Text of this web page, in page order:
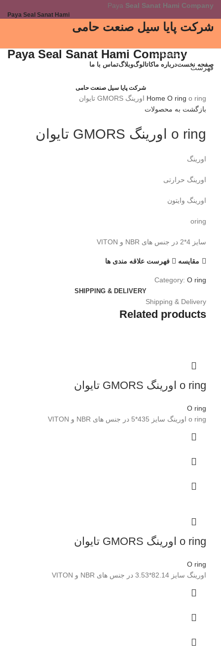
Paya Seal Sanat Hami Company
شرکت پایا سیل صنعت حامی
Paya Seal Sanat Hami Company
فهرست
شرکت پایا سیل صنعت حامی
دسته بندی محصولات
صفحه نخستدرباره ماکاتالوگوبلاگتماس با ما
برای بزرگنمایی کلیک کنید
Home O ring o ring اورینگ GMORS تایوان
بازگشت به محصولات
o ring اورینگ GMORS تایوان
اورینگ
اورینگ حرارتی
اورینگ وایتون
oring
سایز 4*2 در جنس های NBR و VITON
مقایسه فهرست علاقه مندی ها
Category: O ring
SHIPPING & DELIVERY
Shipping & Delivery
Related products
o ring اورینگ GMORS تایوان
O ring
o ring اورینگ سایز 435*5 در جنس های NBR و VITON
o ring اورینگ GMORS تایوان
O ring
اورینگ سایز 82.14*3.53 در جنس های NBR و VITON